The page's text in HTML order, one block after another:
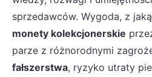
sprzedawców. Wygoda, z
monety kolekcjonerskie
parze z różnorodnymi
fałszerstwa, ryzyko utraty